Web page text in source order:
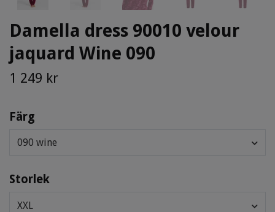
Damella dress 90010 velour
jaquard Wine 090
1 249 kr
Färg
090 wine
Storlek
XXL